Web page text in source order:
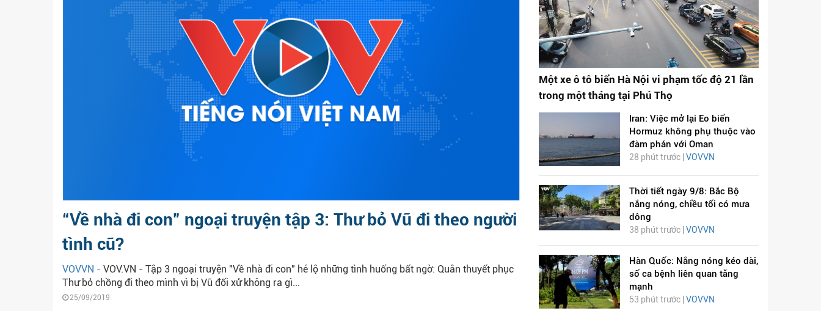
“Về nhà đi con” ngoại truyện tập 3: Thư bỏ Vũ đi theo người
tình cũ?
VOVVN - VOV.VN - Tập 3 ngoại truyện "Về nhà đi con" hé lộ những tình huống bất ngờ: Quân thuyết phục
Thư bỏ chồng đi theo mình vì bị Vũ đối xử không ra gì...
25/09/2019
Một xe ô tô biển Hà Nội vi phạm tốc độ 21 lần
trong một tháng tại Phú Thọ
Iran: Việc mở lại Eo biển
Hormuz không phụ thuộc vào
đàm phán với Oman
28 phút trước |VOVVN
Thời tiết ngày 9/8: Bắc Bộ
nắng nóng, chiều tối có mưa
dông
38 phút trước | VOVVN
Hàn Quốc: Nắng nóng kéo dài,
số ca bệnh liên quan tăng
mạnh
53 phút trước | VOVVN